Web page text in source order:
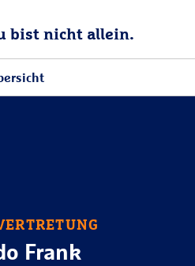
bist nicht allein.
Frank